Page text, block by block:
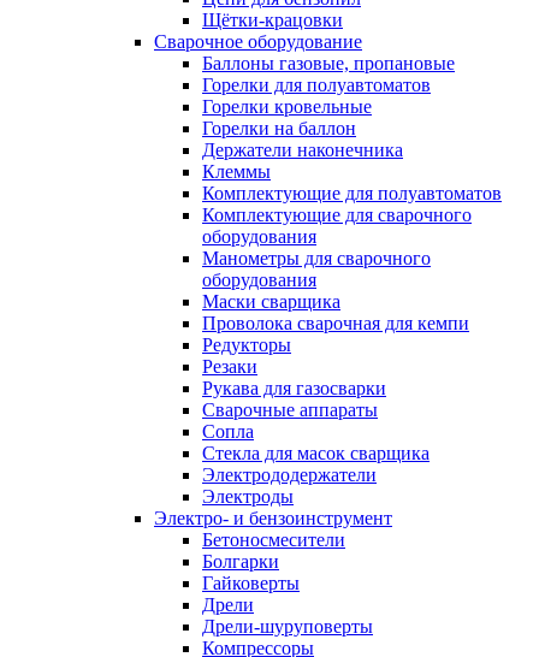
Щётки-крацовки
Сварочное оборудование
Баллоны газовые, пропановые
Горелки для полуавтоматов
Горелки кровельные
Горелки на баллон
Держатели наконечника
Клеммы
Комплектующие для полуавтоматов
Комплектующие для сварочного
оборудования
Манометры для сварочного
оборудования
Маски сварщика
Проволока сварочная для кемпи
Редукторы
Резаки
Рукава для газосварки
Сварочные аппараты
Сопла
Стекла для масок сварщика
Электрододержатели
Электроды
Электро- и бензоинструмент
Бетоносмесители
Болгарки
Гайковерты
Дрели
Дрели-шуруповерты
Компрессоры